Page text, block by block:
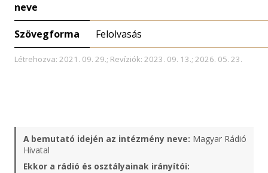
neve
Szövegforma Felolvasás
Létrehozva: 2021. 09. 29.; Revíziók: 2023. 09. 13.; 2026. 05. 23.
A bemutató idején az intézmény neve: Magyar Rádió
Hivatal
Ekkor a rádió és osztályainak irányítói: